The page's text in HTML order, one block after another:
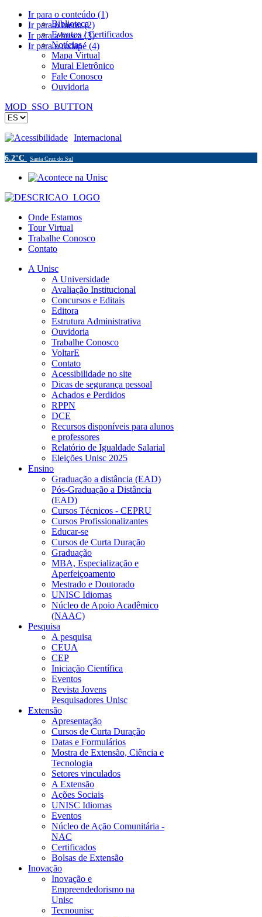
Ir para o conteúdo (1)
Ir para o menu (2)
Ir para a busca (3)
Ir para o rodapé (4)
Biblioteca
Eventos / Certificados
Notícias
Mapa Virtual
Mural Eletrônico
Fale Conosco
Ouvidoria
MOD_SSO_BUTTON
Acessibilidade Internacional
6.2°C Santa Cruz do Sul
Onde Estamos
Tour Virtual
Trabalhe Conosco
Contato
A Unisc
A Universidade
Avaliação Institucional
Concursos e Editais
Editora
Estrutura Administrativa
Ouvidoria
Trabalhe Conosco
VoltarE
Contato
Acessibilidade no site
Dicas de segurança pessoal
Achados e Perdidos
RPPN
DCE
Recursos disponíveis para alunos
e professores
Relatório de Igualdade Salarial
Eleições Unisc 2025
Ensino
Graduação a distância (EAD)
Pós-Graduação a Distância
(EAD)
Cursos Técnicos - CEPRU
Cursos Profissionalizantes
Educar-se
Cursos de Curta Duração
Graduação
MBA, Especialização e
Aperfeiçoamento
Mestrado e Doutorado
UNISC Idiomas
Núcleo de Apoio Acadêmico
(NAAC)
Pesquisa
A pesquisa
CEUA
CEP
Iniciação Científica
Eventos
Revista Jovens
Pesquisadores Unisc
Extensão
Apresentação
Cursos de Curta Duração
Datas e Formulários
Mostra de Extensão, Ciência e
Tecnologia
Setores vinculados
A Extensão
Ações Sociais
UNISC Idiomas
Eventos
Núcleo de Ação Comunitária -
NAC
Certificados
Bolsas de Extensão
Inovação
Inovação e
Empreendedorismo na
Unisc
Tecnounisc